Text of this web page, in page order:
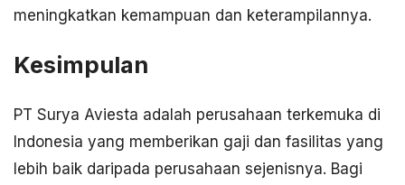
meningkatkan kemampuan dan keterampilannya.
Kesimpulan
PT Surya Aviesta adalah perusahaan terkemuka di
Indonesia yang memberikan gaji dan fasilitas yang
lebih baik daripada perusahaan sejenisnya. Bagi